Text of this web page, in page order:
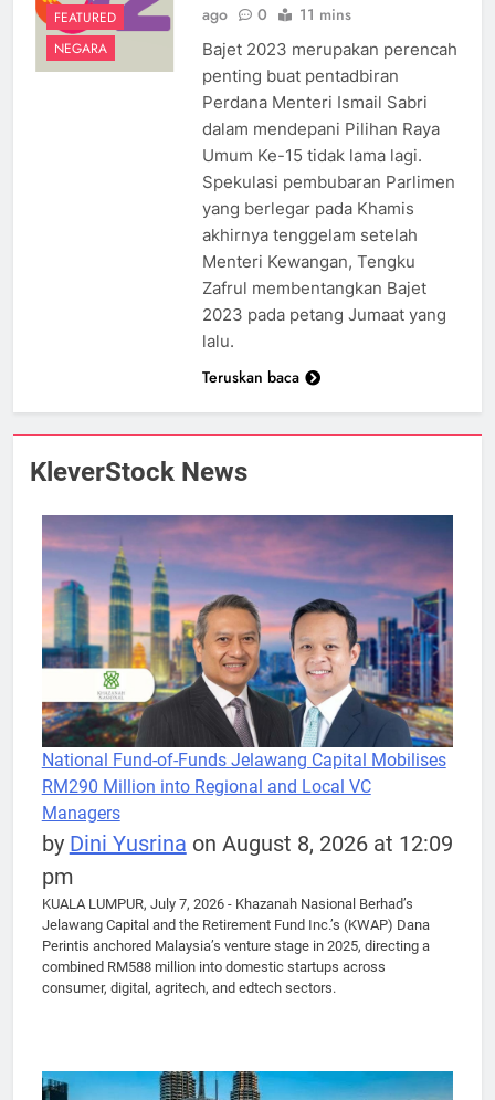
FEATURED
NEGARA
ago
0 11 mins
Bajet 2023 merupakan perencah
penting buat pentadbiran
Perdana Menteri Ismail Sabri
dalam mendepani Pilihan Raya
Umum Ke-15 tidak lama lagi.
Spekulasi pembubaran Parlimen
yang berlegar pada Khamis
akhirnya tenggelam setelah
Menteri Kewangan, Tengku
Zafrul membentangkan Bajet
2023 pada petang Jumaat yang
lalu.
Teruskan baca
KleverStock News
National Fund-of-Funds Jelawang Capital Mobilises
RM290 Million into Regional and Local VC
Managers
by Dini Yusrina on August 8, 2026 at 12:09
pm
KUALA LUMPUR, July 7, 2026 - Khazanah Nasional Berhad’s
Jelawang Capital and the Retirement Fund Inc.’s (KWAP) Dana
Perintis anchored Malaysia’s venture stage in 2025, directing a
combined RM588 million into domestic startups across
consumer, digital, agritech, and edtech sectors.